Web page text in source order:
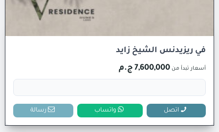
في ريزيدنس الشيخ زايد
أسعار تبدأ من 7,600,000 ج.م
اتصل واتساب رسالة